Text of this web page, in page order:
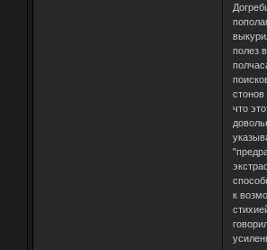
полез
стонов
что
к